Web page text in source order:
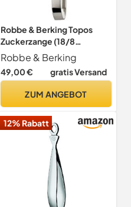
Robbe & Berking Topos
Zuckerzange (18/8
Edelstahl) | rostfrei,
spülmaschinenfest
Robbe & Berking
49,00 € gratis Versand
ZUM ANGEBOT
12% Rabatt